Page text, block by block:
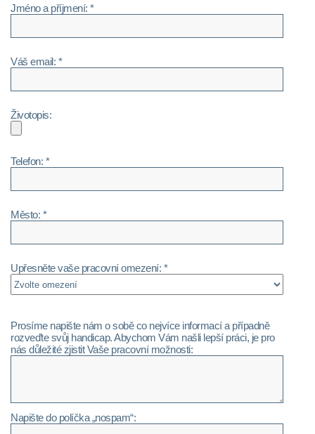
Jméno a příjmení: *
Váš email: *
Životopis:
Telefon: *
Město: *
Upřesněte vaše pracovní omezení: *
Prosíme napište nám o sobě co nejvíce informací a případně
rozveďte svůj handicap. Abychom Vám našli lepší práci, je pro
nás důležité zjistit Vaše pracovní možnosti:
Napište do políčka „nospam“: